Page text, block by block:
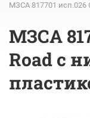
МЗСА 817701 исп.026
МЗСА
Road с